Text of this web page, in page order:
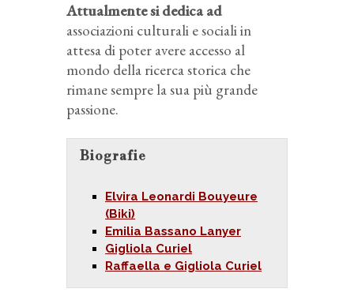
Attualmente si dedica ad
associazioni culturali e sociali in
attesa di poter avere accesso al
mondo della ricerca storica che
rimane sempre la sua più grande
passione.
Biografie
Elvira Leonardi Bouyeure
(Biki)
Emilia Bassano Lanyer
Gigliola Curiel
Raffaella e Gigliola Curiel